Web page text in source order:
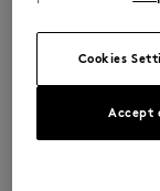
Cookies
Accept